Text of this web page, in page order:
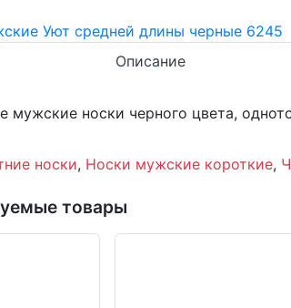
Описание
мужские носки черного цвета,
носки, Носки мужские короткие,
товары